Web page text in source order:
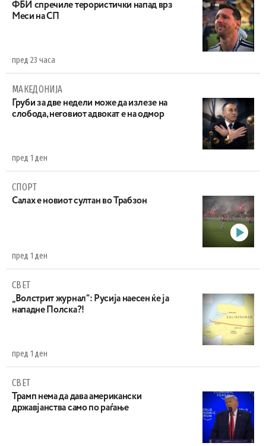
ФБИ спречиле терористички напад врз
Меси на СП
пред 23 часа
МАКЕДОНИЈА
Груби за две недели може да излезе на
слобода, неговиот адвокат е на одмор
пред 1 ден
СПОРТ
Салах е новиот султан во Трабзон
пред 1 ден
СВЕТ
„Волстрит журнал“: Русија наесен ќе ја
нападне Полска?!
пред 1 ден
СВЕТ
Трамп нема да дава американски
државјанства само по раѓање